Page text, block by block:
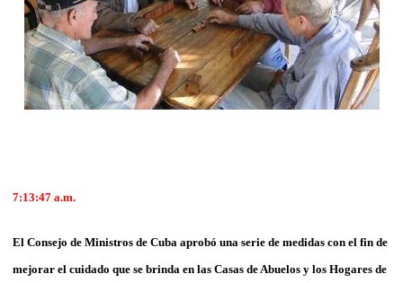
7:13:47 a.m.
El Consejo de Ministros de Cuba aprobó una serie de medidas con el fin de
mejorar el cuidado que se brinda en las Casas de Abuelos y los Hogares de